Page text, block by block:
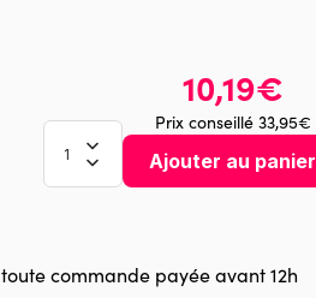
10,19€
Prix conseillé 33,95€
Ajouter au panier
commande payée avant 12h